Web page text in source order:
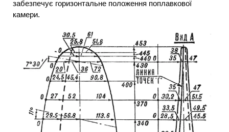
забезпечує горизонтальне положення поплавкової
камери.